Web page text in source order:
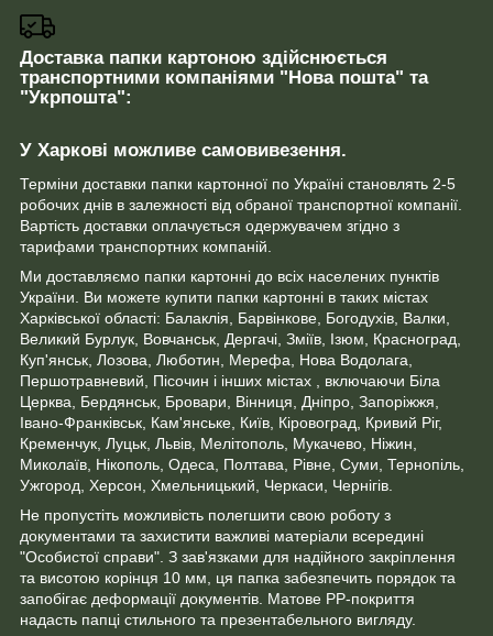
Доставка папки картоною здійснюється
транспортними компаніями "Нова пошта" та
"Укрпошта":
У Харкові можливе самовивезення.
Терміни доставки папки картонної по Україні становлять 2-5
робочих днів в залежності від обраної транспортної компанії.
Вартість доставки оплачується одержувачем згідно з
тарифами транспортних компаній.
Ми доставляємо папки картонні до всіх населених пунктів
України. Ви можете купити папки картонні в таких містах
Харківської області: Балаклія, Барвінкове, Богодухів, Валки,
Великий Бурлук, Вовчанськ, Дергачі, Зміїв, Ізюм, Красноград,
Куп'янськ, Лозова, Люботин, Мерефа, Нова Водолага,
Першотравневий, Пісочин і інших містах , включаючи Біла
Церква, Бердянськ, Бровари, Вінниця, Дніпро, Запоріжжя,
Івано-Франківськ, Кам'янське, Київ, Кіровоград, Кривий Ріг,
Кременчук, Луцьк, Львів, Мелітополь, Мукачево, Ніжин,
Миколаїв, Нікополь, Одеса, Полтава, Рівне, Суми, Тернопіль,
Ужгород, Херсон, Хмельницький, Черкаси, Чернігів.
Не пропустіть можливість полегшити свою роботу з
документами та захистити важливі матеріали всередині
"Особистої справи". З зав'язками для надійного закріплення
та висотою корінця 10 мм, ця папка забезпечить порядок та
запобігає деформації документів. Матове PP-покриття
надасть папці стильного та презентабельного вигляду.